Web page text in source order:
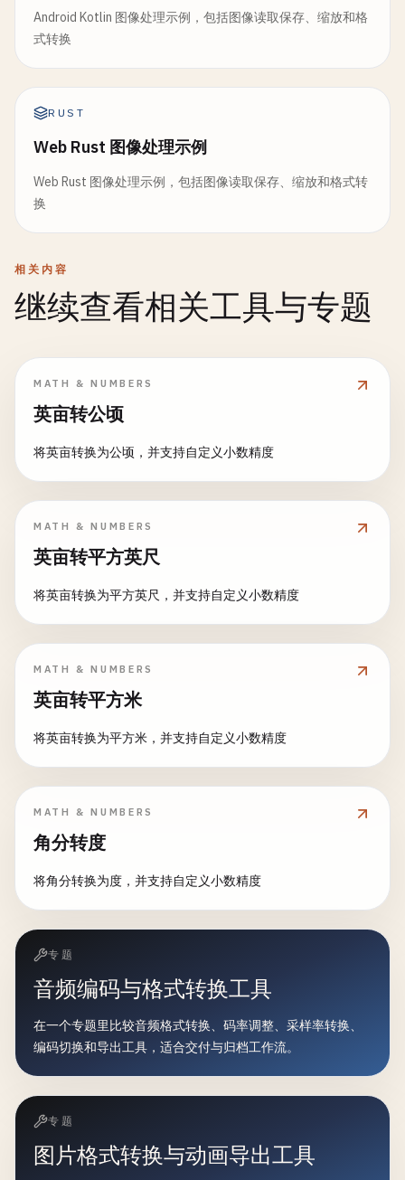
Android Kotlin 图像处理示例，包括图像读取保存、缩放和格
式转换
RUST
Web Rust 图像处理示例
Web Rust 图像处理示例，包括图像读取保存、缩放和格式转
换
相关内容
继续查看相关工具与专题
MATH & NUMBERS
英亩转公顷
将英亩转换为公顷，并支持自定义小数精度
MATH & NUMBERS
英亩转平方英尺
将英亩转换为平方英尺，并支持自定义小数精度
MATH & NUMBERS
英亩转平方米
将英亩转换为平方米，并支持自定义小数精度
MATH & NUMBERS
角分转度
将角分转换为度，并支持自定义小数精度
专题
音频编码与格式转换工具
在一个专题里比较音频格式转换、码率调整、采样率转换、
编码切换和导出工具，适合交付与归档工作流。
专题
图片格式转换与动画导出工具